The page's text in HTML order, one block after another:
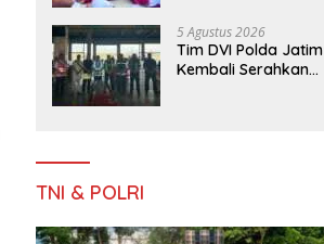
TNI
5 Agustus 2026
Tim DVI Polda Jatim
Kembali Serahkan
TNI & POLRI